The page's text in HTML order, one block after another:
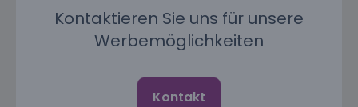
Kontaktieren Sie uns für unsere
Werbemöglichkeiten
Kontakt